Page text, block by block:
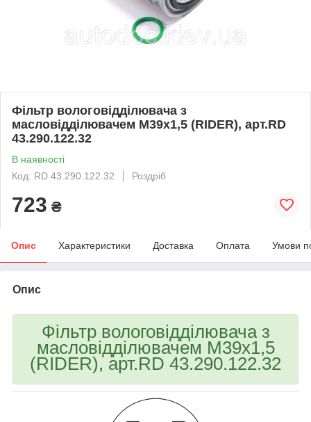
Фільтр вологовідділювача з
масловідділювачем М39х1,5 (RIDER), арт.RD
43.290.122.32
В наявності
Код: RD 43.290.122.32
Роздріб
723 ₴
Опис Характеристики Доставка Оплата Умови
Опис
Фільтр вологовідділювача з
масловідділювачем М39х1,5
(RIDER), арт.RD 43.290.122.32